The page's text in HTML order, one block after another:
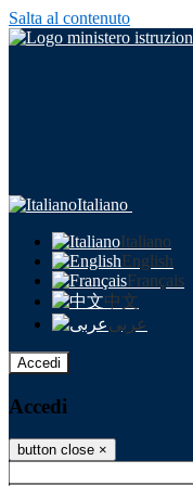
Salta al contenuto
Italiano
Italiano
English
Français
中文
عربى
Accedi
Accedi
button close ×